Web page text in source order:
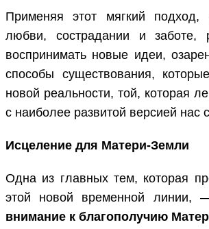
Применяя этот мягкий подход,
любви, сострадании и заботе,
воспринимать новые идеи,
способы существования,
новой реальности, той, которая
с наиболее развитой версией нас
Исцеление для Матери-Земли
Одна из главных тем, которая
этой новой временной линии,
внимание к благополучию